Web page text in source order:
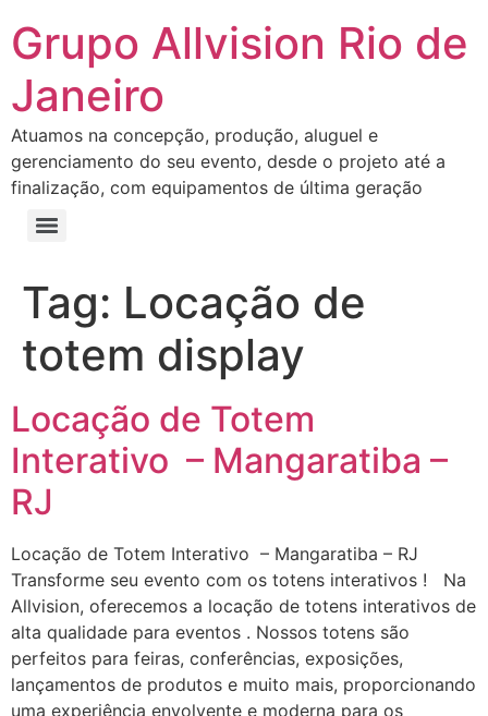
Grupo Allvision Rio de
Janeiro
Atuamos na concepção, produção, aluguel e
gerenciamento do seu evento, desde o projeto até a
finalização, com equipamentos de última geração
Tag: Locação de
totem display
Locação de Totem
Interativo – Mangaratiba –
RJ
Locação de Totem Interativo – Mangaratiba – RJ
Transforme seu evento com os totens interativos ! Na
Allvision, oferecemos a locação de totens interativos de
alta qualidade para eventos . Nossos totens são
perfeitos para feiras, conferências, exposições,
lançamentos de produtos e muito mais, proporcionando
uma experiência envolvente e moderna para os